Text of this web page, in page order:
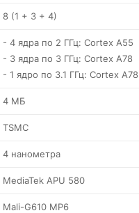
8 (1 + 3 + 4)
- 4 ядра по 2 ГГц: Cortex A55
- 3 ядра по 3 ГГц: Cortex A78
- 1 ядро по 3.1 ГГц: Cortex A78
4 МБ
TSMC
4 нанометра
MediaTek APU 580
Mali-G610 MP6